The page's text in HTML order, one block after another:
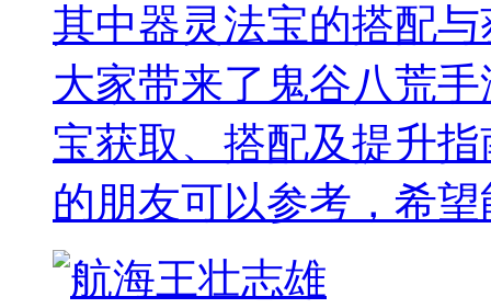
其中器灵法宝的搭配
大家带来了鬼谷八荒
宝获取、搭配及提升
的朋友可以参考，希